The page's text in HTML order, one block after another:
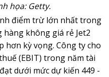
họa: Getty.
điểm trừ lớn nhất trong
hàng không giá rẻ Jet2
hơn kỳ vọng. Công ty cho
(EBIT) trong năm tài
dưới mức dự kiến 449 -